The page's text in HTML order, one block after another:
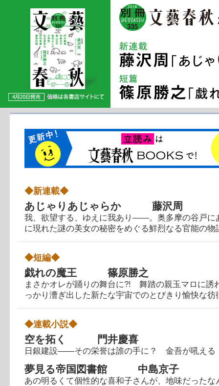
◆新連載◆
あじゃりあじゃらか 藤沢周
我、欲望する、ゆえに我あり――。奥多摩の谷戸に
に現れた謎の美女の秘密をめぐる鮮烈なる官能の物
◆短編◆
戯れの魔王 篠原勝之
まさかオレが踊りの舞台に?! 舞踏の親玉マロに誘
っかり漕ぎ出した新たな宇宙でのとびきり愉快な彷
◆連載小説◆
空を拓く 門井慶喜
日銀建設――その栄誉は誰の手に？ 金吾が吼える
夢見る帝国図書館 中島京子
あの明るくて個性的な喜和子さんが、地味だったな